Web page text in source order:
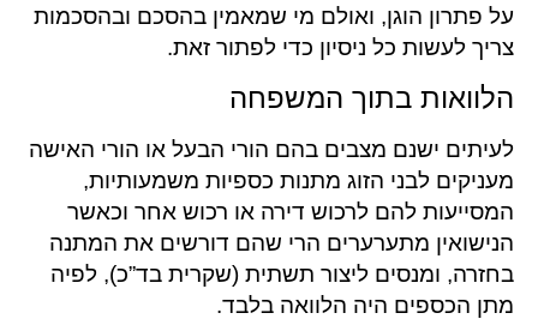
על פתרון הוגן, ואולם מי שמאמין בהסכם ובהסכמות
צריך לעשות כל ניסיון כדי לפתור זאת.
הלוואות בתוך המשפחה
לעיתים ישנם מצבים בהם הורי הבעל או הורי האישה
מעניקים לבני הזוג מתנות כספיות משמעותיות,
המסייעות להם לרכוש דירה או רכוש אחר וכאשר
הנישואין מתערערים הרי שהם דורשים את המתנה
בחזרה, ומנסים ליצור תשתית (שקרית בד”כ), לפיה
מתן הכספים היה הלוואה בלבד.